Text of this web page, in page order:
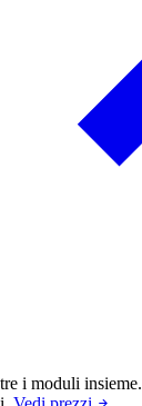
i moduli insieme.